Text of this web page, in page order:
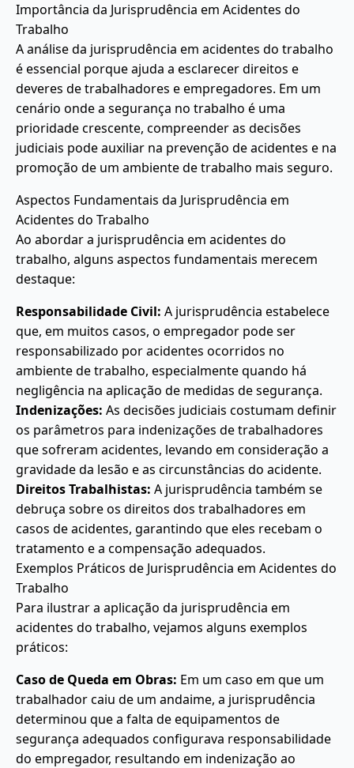
Importância da Jurisprudência em Acidentes do
Trabalho
A análise da jurisprudência em acidentes do trabalho
é essencial porque ajuda a esclarecer direitos e
deveres de trabalhadores e empregadores. Em um
cenário onde a segurança no trabalho é uma
prioridade crescente, compreender as decisões
judiciais pode auxiliar na prevenção de acidentes e na
promoção de um ambiente de trabalho mais seguro.
Aspectos Fundamentais da Jurisprudência em
Acidentes do Trabalho
Ao abordar a jurisprudência em acidentes do
trabalho, alguns aspectos fundamentais merecem
destaque:
Responsabilidade Civil: A jurisprudência estabelece
que, em muitos casos, o empregador pode ser
responsabilizado por acidentes ocorridos no
ambiente de trabalho, especialmente quando há
negligência na aplicação de medidas de segurança.
Indenizações: As decisões judiciais costumam definir
os parâmetros para indenizações de trabalhadores
que sofreram acidentes, levando em consideração a
gravidade da lesão e as circunstâncias do acidente.
Direitos Trabalhistas: A jurisprudência também se
debruça sobre os direitos dos trabalhadores em
casos de acidentes, garantindo que eles recebam o
tratamento e a compensação adequados.
Exemplos Práticos de Jurisprudência em Acidentes do
Trabalho
Para ilustrar a aplicação da jurisprudência em
acidentes do trabalho, vejamos alguns exemplos
práticos:
Caso de Queda em Obras: Em um caso em que um
trabalhador caiu de um andaime, a jurisprudência
determinou que a falta de equipamentos de
segurança adequados configurava responsabilidade
do empregador, resultando em indenização ao